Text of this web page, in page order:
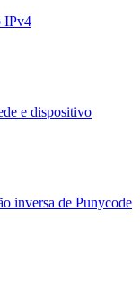
IPv4
e dispositivo
inversa de Punycode